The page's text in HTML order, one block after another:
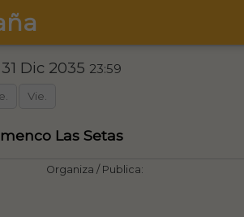
31 Dic 2035 23:59
Vie.
Las Setas
Organiza / Publica: